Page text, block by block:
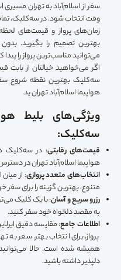
سفر از اسلام‌آباد به تهران
وقت انتخاب شود. در سه‌کلیک،
زمان‌های پرواز و قیمت‌های
بهترین تصمیم را بگیرید.
می‌توانید مناسب‌ترین پرواز را
اگر می‌خواهید خیالتان از بابت
سه‌کلیک بهترین نقطه شروع
هواپیما اسلام‌آباد تهران ید.
ویژگی‌های بلیط
سه‌کلیک:
قیمت‌های رقابتی: در سه‌کلیک
هواپیما اسلام‌آباد تهران در
انتخاب‌های متعدد پروازی: از
متنوع، بهترین گزینه را برای سفر
رزرو سریع و آسان: با یک کلیک
به مقصد دلخواه خود سفر کنید.
اطلاعات جامع: مقایسه دقیق
پرواز، برای انتخاب بهتر. سفر به
همیشه شده است. حالا
دلپذیر داشته باشید.